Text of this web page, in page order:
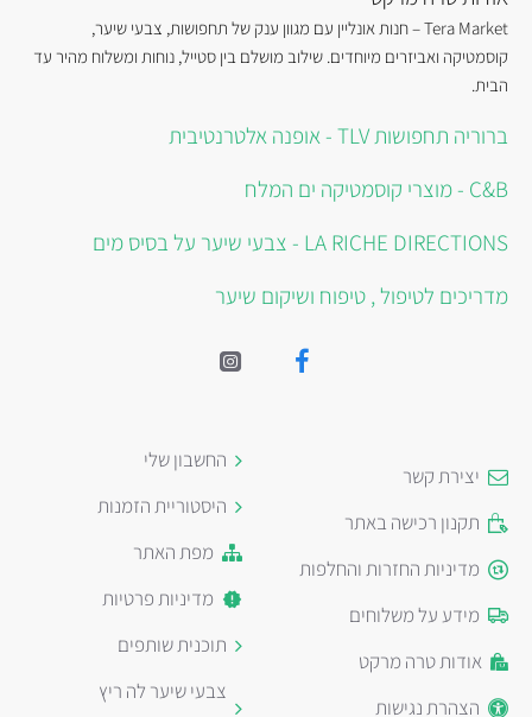
Tera Market – חנות אונליין עם מגוון ענק של תחפושות, צבעי שיער,
קוסמטיקה ואביזרים מיוחדים. שילוב מושלם בין סטייל, נוחות ומשלוח מהיר עד
הבית.
ברוריה תחפושות TLV - אופנה אלטרנטיבית
C&B - מוצרי קוסמטיקה ים המלח
LA RICHE DIRECTIONS - צבעי שיער על בסיס מים
מדריכים לטיפול , טיפוח ושיקום שיער
יצירת קשר
תקנון רכישה באתר
מדיניות החזרות והחלפות
מידע על משלוחים
אודות טרה מרקט
הצהרת נגישות
החשבון שלי
היסטוריית הזמנות
מפת האתר
מדיניות פרטיות
תוכנית שותפים
צבעי שיער לה ריץ